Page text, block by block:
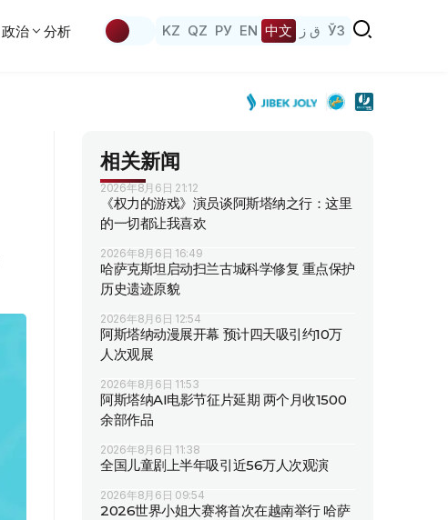
政治 分析 KZ QZ РУ EN 中文 ق ز ЎЗ
相关新闻
2026年8月6日 21:12
《权力的游戏》演员谈阿斯塔纳之行：这里
的一切都让我喜欢
2026年8月6日 16:49
哈萨克斯坦启动扫兰古城科学修复 重点保护
历史遗迹原貌
2026年8月6日 12:54
阿斯塔纳动漫展开幕 预计四天吸引约10万
人次观展
2026年8月6日 11:53
阿斯塔纳AI电影节征片延期 两个月收1500
余部作品
2026年8月6日 11:38
全国儿童剧上半年吸引近56万人次观演
2026年8月6日 09:54
2026世界小姐大赛将首次在越南举行 哈萨